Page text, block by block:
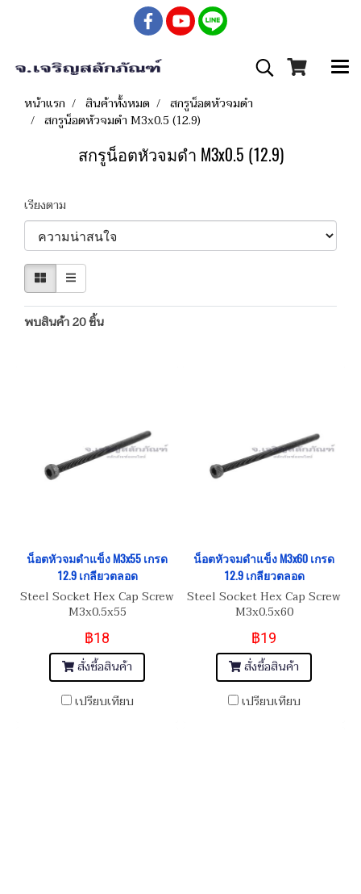
หน้าแรก สินค้าทั้งหมด
สกรูน็อตหัวจมดำ
สกรูน็อตหัวจมดำ M3x0.5 (12.9)
สกรูน็อตหัวจมดำ M3x0.5 (12.9)
เรียงตาม
พบสินค้า 20 ชิ้น
น็อตหัวจมดำแข็ง M3x55 เกรด
12.9 เกลียวตลอด
Steel Socket Hex Cap Screw
M3x0.5x55
฿18
สั่งซื้อสินค้า
เปรียบเทียบ
น็อตหัวจมดำแข็ง M3x60 เกรด
12.9 เกลียวตลอด
Steel Socket Hex Cap Screw
M3x0.5x60
฿19
สั่งซื้อสินค้า
เปรียบเทียบ